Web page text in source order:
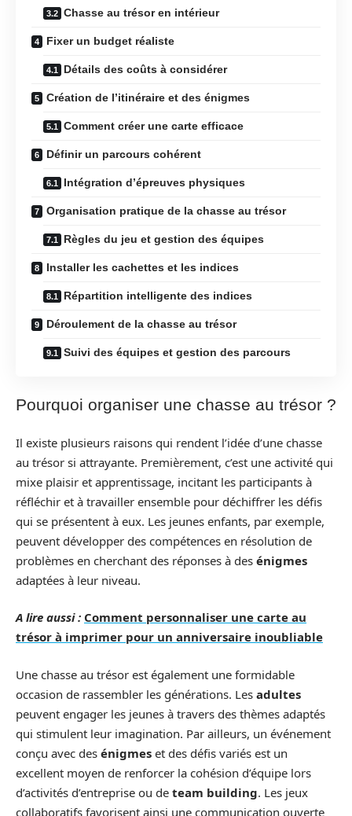
Chasse au trésor en intérieur
Fixer un budget réaliste
Détails des coûts à considérer
Création de l’itinéraire et des énigmes
Comment créer une carte efficace
Définir un parcours cohérent
Intégration d’épreuves physiques
Organisation pratique de la chasse au trésor
Règles du jeu et gestion des équipes
Installer les cachettes et les indices
Répartition intelligente des indices
Déroulement de la chasse au trésor
Suivi des équipes et gestion des parcours
Pourquoi organiser une chasse au trésor ?
Il existe plusieurs raisons qui rendent l’idée d’une chasse
au trésor si attrayante. Premièrement, c’est une activité qui
mixe plaisir et apprentissage, incitant les participants à
réfléchir et à travailler ensemble pour déchiffrer les défis
qui se présentent à eux. Les jeunes enfants, par exemple,
peuvent développer des compétences en résolution de
problèmes en cherchant des réponses à des énigmes
adaptées à leur niveau.
A lire aussi : Comment personnaliser une carte au
trésor à imprimer pour un anniversaire inoubliable
Une chasse au trésor est également une formidable
occasion de rassembler les générations. Les adultes
peuvent engager les jeunes à travers des thèmes adaptés
qui stimulent leur imagination. Par ailleurs, un événement
conçu avec des énigmes et des défis variés est un
excellent moyen de renforcer la cohésion d’équipe lors
d’activités d’entreprise ou de team building. Les jeux
collaboratifs favorisent ainsi une communication ouverte